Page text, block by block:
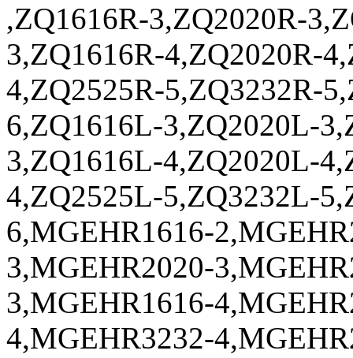
,ZQ1616R-3,ZQ2020R-
3,ZQ1616R-4,ZQ2020R-
4,ZQ2525R-5,ZQ3232R-
6,ZQ1616L-3,ZQ2020L-
3,ZQ1616L-4,ZQ2020L-
4,ZQ2525L-5,ZQ3232L-
6,MGEHR1616-
3,MGEHR2020-
3,MGEHR1616-
4,MGEHR3232-